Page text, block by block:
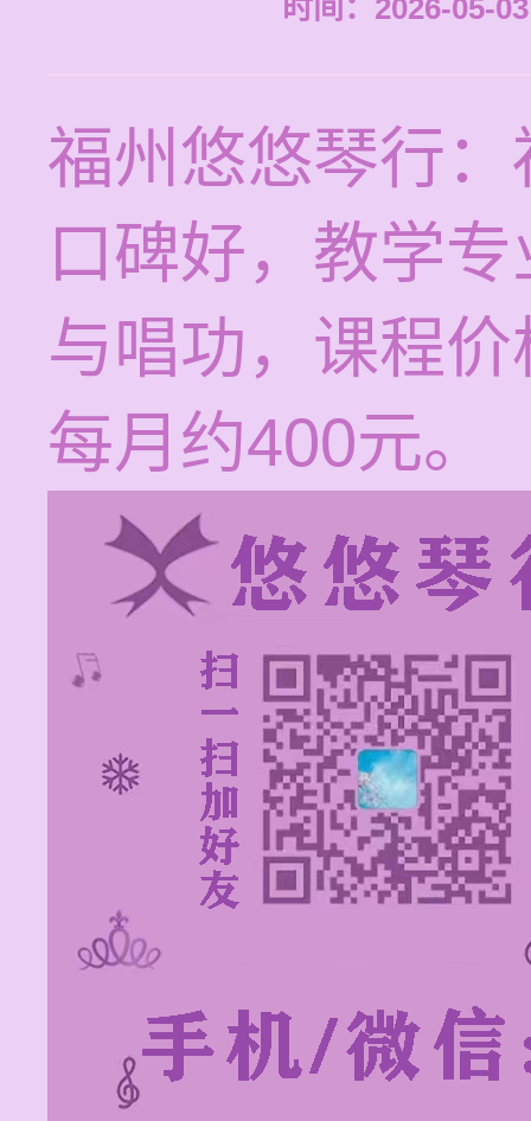
时间：2026-05-
福州悠悠琴行
口碑好，教学
与唱功，课程
每月约400元。